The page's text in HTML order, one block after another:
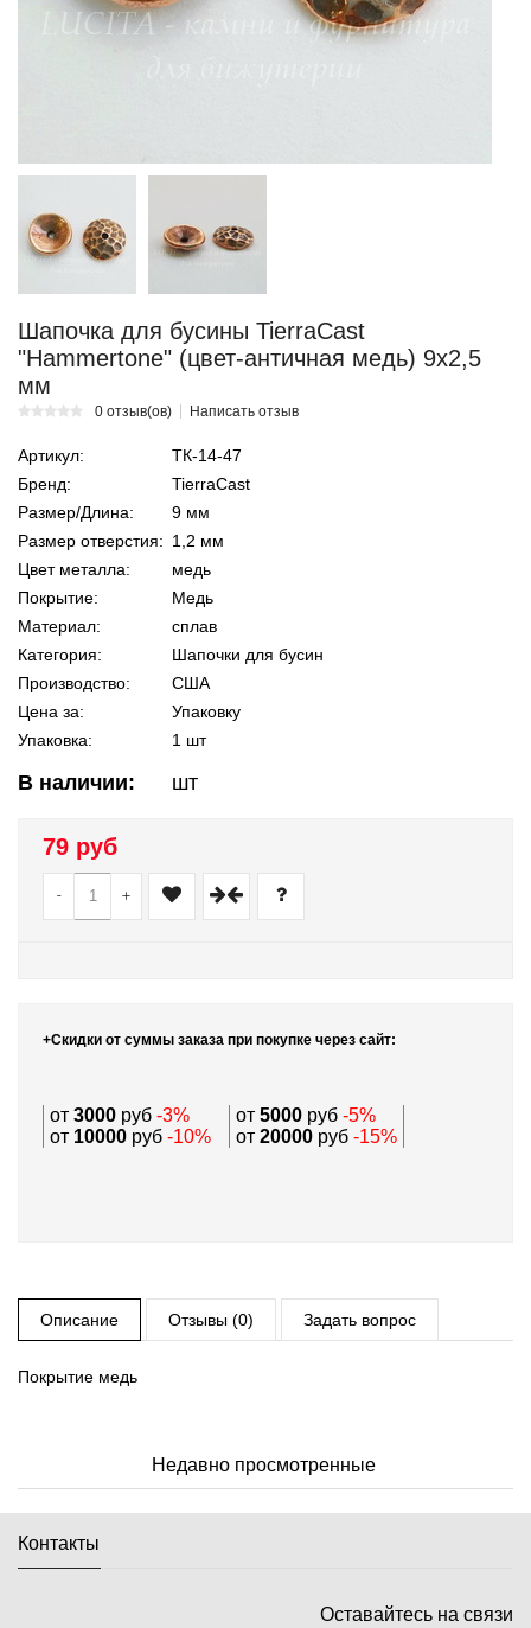
Шапочка для бусины TierraCast
"Hammertone" (цвет-античная медь) 9х2,5
мм
0 отзыв(ов) Написать отзыв
Артикул:
ТК-14-47
Бренд:
TierraCast
Размер/Длина:
9 мм
Размер отверстия: 1,2 мм
Цвет металла:
медь
Покрытие:
Медь
Материал:
сплав
Категория:
Шапочки для бусин
Производство:
США
Цена за:
Упаковку
Упаковка:
1 шт
В наличии: шт
79 руб
- +
+Скидки от суммы заказа при покупке через сайт:
от 3000 руб -3% от 5000 руб -5%
от 10000 руб -10% от 20000 руб -15%
Описание Отзывы (0) Задать вопрос
Покрытие медь
Недавно просмотренные
Контакты
Оставайтесь на связи